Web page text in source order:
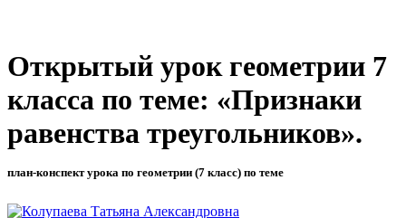
Открытый урок геометрии 7
класса по теме: «Признаки
равенства треугольников».
план-конспект урока по геометрии (7 класс) по теме